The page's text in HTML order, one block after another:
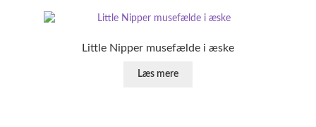
Little Nipper musefælde i æske
Læs mere